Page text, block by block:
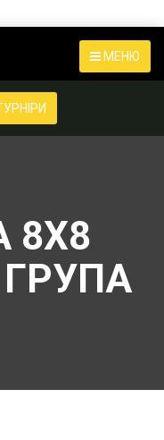
МЕНЮ
8Х8